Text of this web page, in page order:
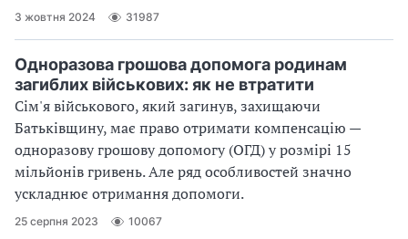
3 жовтня 2024 31987
Одноразова грошова допомога родинам
загиблих військових: як не втратити
Сім'я військового, який загинув, захищаючи
Батьківщину, має право отримати компенсацію —
одноразову грошову допомогу (ОГД) у розмірі 15
мільйонів гривень. Але ряд особливостей значно
ускладнює отримання допомоги.
25 серпня 2023 10067